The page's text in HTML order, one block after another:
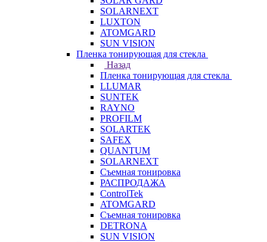
SOLARNEXT
LUXTON
ATOMGARD
SUN VISION
Пленка тонирующая для стекла
Назад
Пленка тонирующая для стекла
LLUMAR
SUNTEK
RAYNO
PROFILM
SOLARTEK
SAFEX
QUANTUM
SOLARNEXT
Съемная тонировка
РАСПРОДАЖА
ControlTek
ATOMGARD
Съемная тонировка
DETRONA
SUN VISION